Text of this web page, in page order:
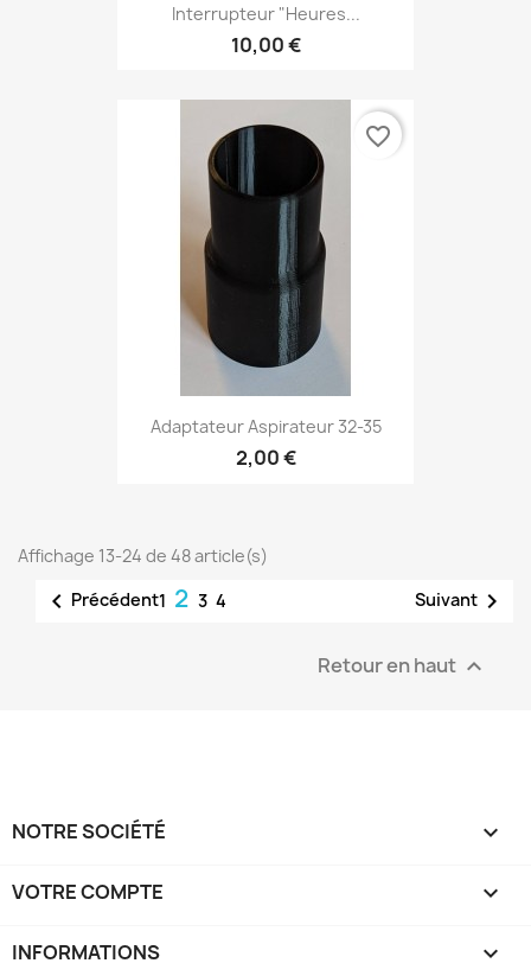
Interrupteur "Heures...
10,00 €
Adaptateur Aspirateur 32-35
2,00 €
favorite_border
Affichage 13-24 de 48 article(s)
 Précédent1 2 3 4 Suivant 
Retour en haut 
NOTRE SOCIÉTÉ 
VOTRE COMPTE 
INFORMATIONS keyboard_arrow_down